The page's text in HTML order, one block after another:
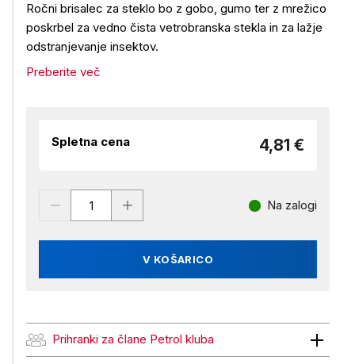
Ročni brisalec za steklo bo z gobo, gumo ter z mrežico
poskrbel za vedno čista vetrobranska stekla in za lažje
odstranjevanje insektov.
Preberite več
Spletna cena 4,81 €
V KOŠARICO
Na zalogi
Prihranki za člane Petrol kluba
Prihranki za člane Petrol kluba